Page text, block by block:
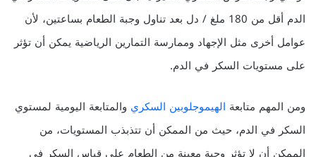
الدم أقل من 180 ملغ / دل بعد تناول وجبة الطعام بساعتين، لأن
عوامل أخرى مثل الإجهاد وممارسة التمارين الرياضية يمكن أن تؤثر
على مستويات السكر في الدم.
ومن المهم متابعة الهيموجلوبين السكري والمتابعة اليومية لمستوي
السكر في الدم، حيث من الممكن أن تتذبذب المستويات، من